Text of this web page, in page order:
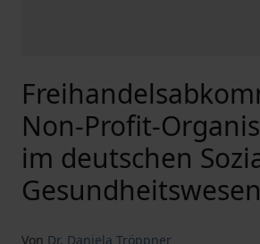
Non-Profit-
im deutschen
Gesundheitswesen
Von Dr. Daniela Tröppner